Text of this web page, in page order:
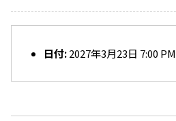
日付: 2027年3月23日 7:00 PM